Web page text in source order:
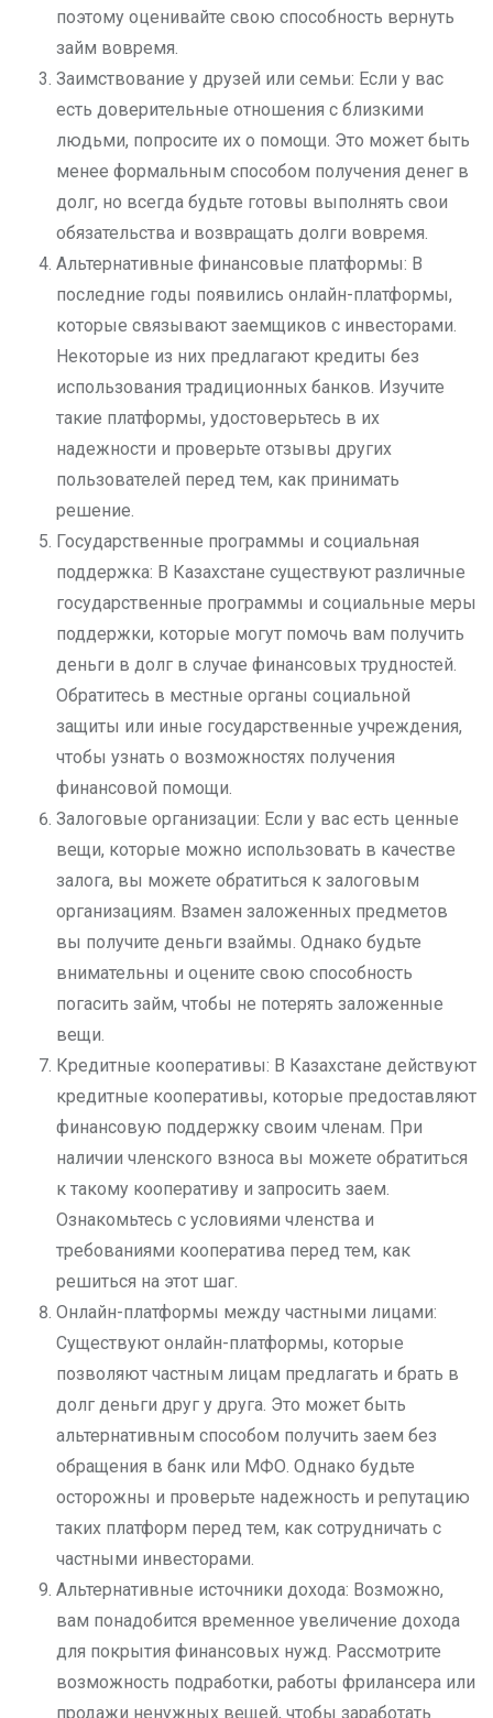
поэтому оценивайте свою способность вернуть
займ вовремя.
Заимствование у друзей или семьи: Если у вас
есть доверительные отношения с близкими
людьми, попросите их о помощи. Это может быть
менее формальным способом получения денег в
долг, но всегда будьте готовы выполнять свои
обязательства и возвращать долги вовремя.
Альтернативные финансовые платформы: В
последние годы появились онлайн-платформы,
которые связывают заемщиков с инвесторами.
Некоторые из них предлагают кредиты без
использования традиционных банков. Изучите
такие платформы, удостоверьтесь в их
надежности и проверьте отзывы других
пользователей перед тем, как принимать
решение.
Государственные программы и социальная
поддержка: В Казахстане существуют различные
государственные программы и социальные меры
поддержки, которые могут помочь вам получить
деньги в долг в случае финансовых трудностей.
Обратитесь в местные органы социальной
защиты или иные государственные учреждения,
чтобы узнать о возможностях получения
финансовой помощи.
Залоговые организации: Если у вас есть ценные
вещи, которые можно использовать в качестве
залога, вы можете обратиться к залоговым
организациям. Взамен заложенных предметов
вы получите деньги взаймы. Однако будьте
внимательны и оцените свою способность
погасить займ, чтобы не потерять заложенные
вещи.
Кредитные кооперативы: В Казахстане действуют
кредитные кооперативы, которые предоставляют
финансовую поддержку своим членам. При
наличии членского взноса вы можете обратиться
к такому кооперативу и запросить заем.
Ознакомьтесь с условиями членства и
требованиями кооператива перед тем, как
решиться на этот шаг.
Онлайн-платформы между частными лицами:
Существуют онлайн-платформы, которые
позволяют частным лицам предлагать и брать в
долг деньги друг у друга. Это может быть
альтернативным способом получить заем без
обращения в банк или МФО. Однако будьте
осторожны и проверьте надежность и репутацию
таких платформ перед тем, как сотрудничать с
частными инвесторами.
Альтернативные источники дохода: Возможно,
вам понадобится временное увеличение дохода
для покрытия финансовых нужд. Рассмотрите
возможность подработки, работы фрилансера или
продажи ненужных вещей, чтобы заработать